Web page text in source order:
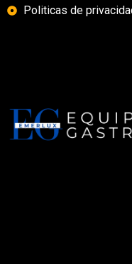
Politicas de